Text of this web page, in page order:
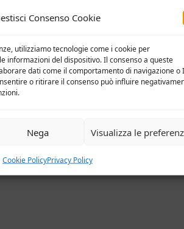
Consenso Cookie
utilizziamo tecnologie come i cookie per
informazioni del dispositivo. Il consenso a queste
dati come il comportamento di navigazione o
o ritirare il consenso può influire
Nega Visualizza le
Cookie PolicyPrivacy Policy